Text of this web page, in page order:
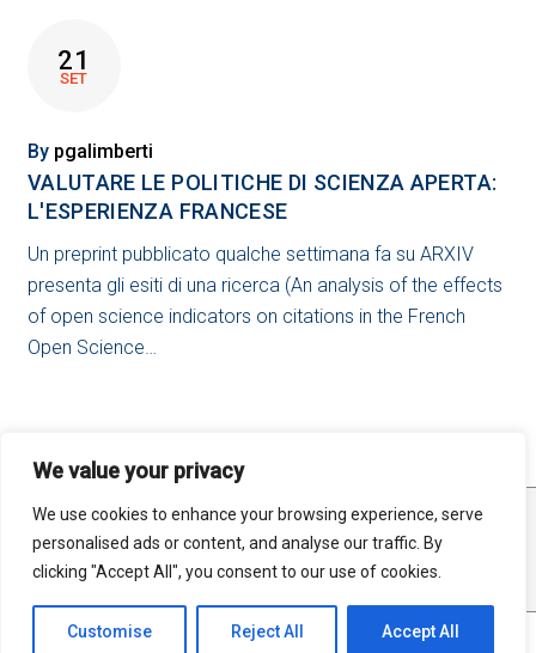
We value your privacy
We use cookies to enhance your browsing experience, serve
personalised ads or content, and analyse our traffic. By
clicking "Accept All", you consent to our use of cookies.
Customise Reject All Accept All
21
2025
21
SET
By pgalimberti
VALUTARE LE POLITICHE DI SCIENZA APERTA:
L'ESPERIENZA FRANCESE
Un preprint pubblicato qualche settimana fa su ARXIV
presenta gli esiti di una ricerca (An analysis of the effects
of open science indicators on citations in the French
Open Science…
STATISTICHE MAPPA DEL SITO
RSS FEED
PRIVACY
©2025 Open Science Unimi. All material in this site is distributed under a